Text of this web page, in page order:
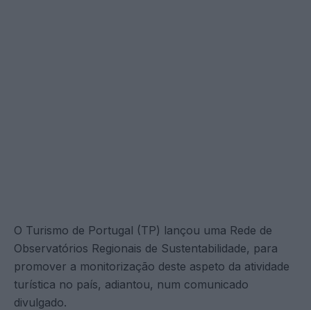
O Turismo de Portugal (TP) lançou uma Rede de
Observatórios Regionais de Sustentabilidade, para
promover a monitorização deste aspeto da atividade
turística no país, adiantou, num comunicado
divulgado.